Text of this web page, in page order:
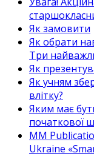
Як замовити
Як обрати
Три
Як
Як учням
влітку?
Яким має
початкової
MM
Ukraine